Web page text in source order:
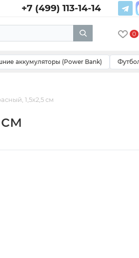
+7 (499) 113-14-14
0
аккумуляторы (Power Bank)
1,5х2,5 см